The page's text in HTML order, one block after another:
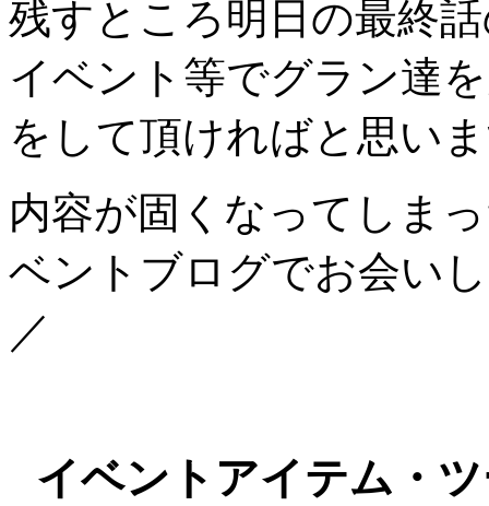
残すところ明日の最終
イベント等でグラン達
をして頂ければと思い
内容が固くなってしま
ベントブログでお会い
／
イベントアイテム・